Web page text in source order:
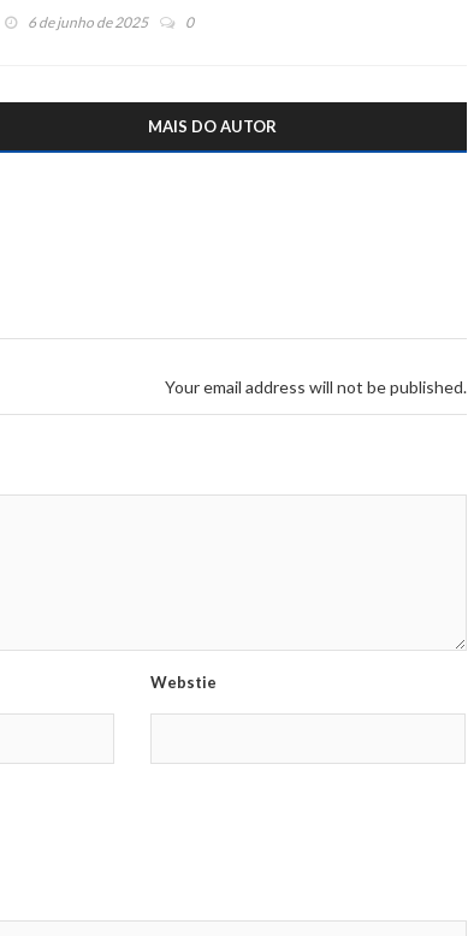
6 de junho de 2025 0
MAIS DO AUTOR
Your email address will not be published.
Webstie